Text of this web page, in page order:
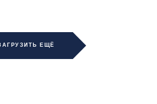
ЕЩЁ